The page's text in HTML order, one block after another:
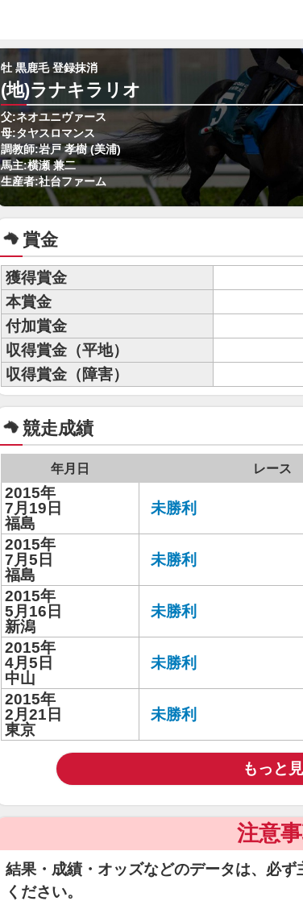
牡 黒鹿毛 登録抹消
(地)ラナキラリオ
父:ネオユニヴァース
母:タヤスロマンス
調教師:岩戸 孝樹 (美浦)
馬主:横瀬 兼二
生産者:社台ファーム
賞金
獲得賞金
本賞金
付加賞金
収得賞金（平地）
収得賞金（障害）
競走成績
年月日 レース
2015年
7月19日
福島
未勝利
2015年
7月5日
福島
未勝利
2015年
5月16日
新潟
未勝利
2015年
4月5日
中山
未勝利
2015年
2月21日
東京
未勝利
もっと
注意
結果・成績・オッズなどのデータは、必
ください。